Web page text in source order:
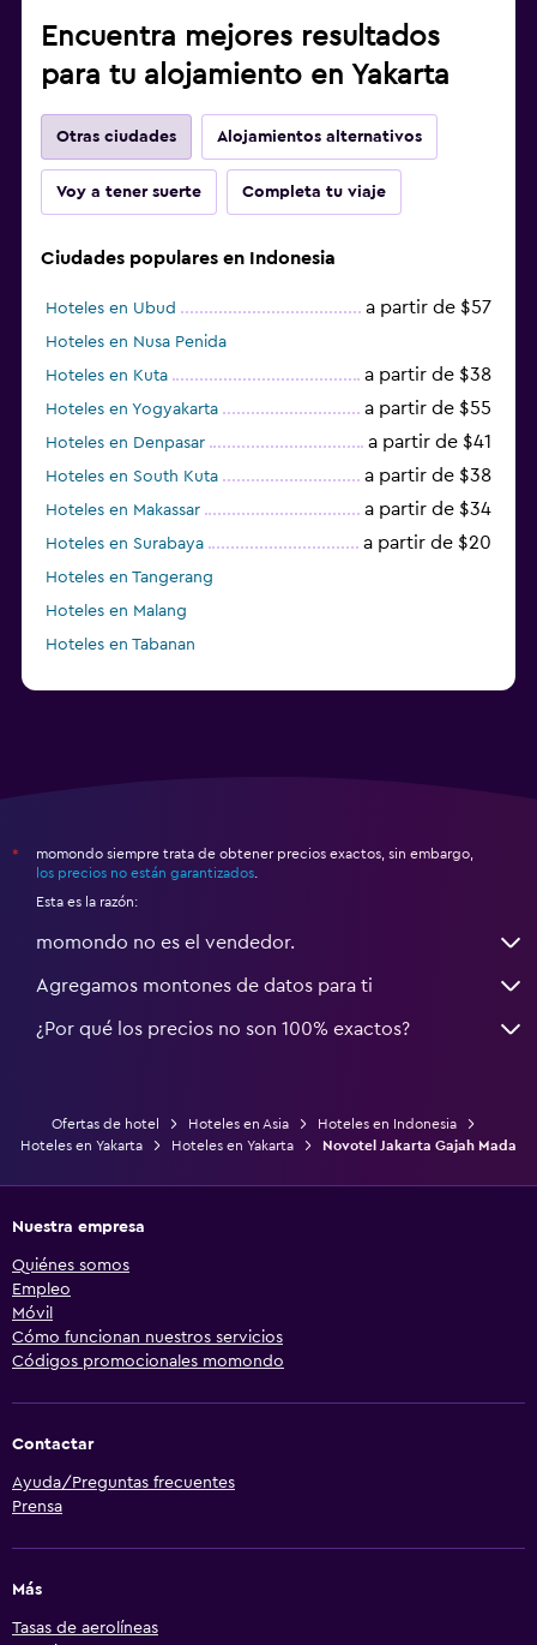
Encuentra mejores resultados
para tu alojamiento en Yakarta
Otras ciudades Alojamientos alternativos
Voy a tener suerte Completa tu viaje
Ciudades populares en Indonesia
Hoteles en Ubud a partir de $57
Hoteles en Nusa Penida
Hoteles en Kuta
a partir de $38
Hoteles en Yogyakarta a partir de $55
Hoteles en Denpasar a partir de $41
Hoteles en South Kuta a partir de $38
Hoteles en Makassar a partir de $34
Hoteles en Surabaya a partir de $20
Hoteles en Tangerang
Hoteles en Malang
Hoteles en Tabanan
*
momondo siempre trata de obtener precios exactos, sin embargo,
los precios no están garantizados
Esta es la razón:
momondo no es el vendedor.
Agregamos montones de datos para ti
¿Por qué los precios no son 100% exactos?
Ofertas de hotel Hoteles en Asia
Hoteles en Indonesia
Hoteles en Yakarta
Hoteles en Yakarta Novotel Jakarta Gajah Mada
Nuestra empresa
Quiénes somos
Empleo
Móvil
Cómo funcionan nuestros servicios
Códigos promocionales momondo
Contactar
Ayuda/Preguntas frecuentes
Prensa
Más
Tasas de aerolíneas